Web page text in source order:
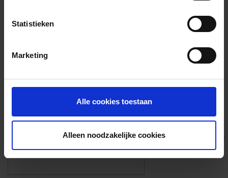
Statistieken
Marketing
Alle cookies toestaan
Alleen noodzakelijke cookies
Foto’s ({{photos.length}})
Eigen foto’s